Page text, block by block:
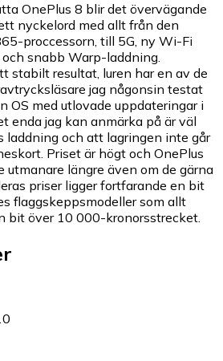
OnePlus 8 blir det övervägande
nyckelord med allt från den
proccessorn, till 5G, ny Wi-Fi
snabb Warp-laddning.
stabilt resultat, luren har en av de
jag någonsin testat
OS med utlovade uppdateringar i
enda jag kan anmärka på är väl
laddning och att lagringen inte går
Priset är högt och OnePlus
utmanare längre även om de gärna
priser ligger fortfarande en bit
flaggskeppsmodeller som allt
bit över 10 000-kronorsstrecket.